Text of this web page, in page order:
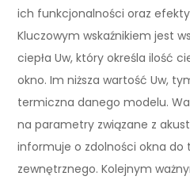
ich funkcjonalności oraz
Kluczowym wskaźnikiem jest
ciepła Uw, który określa ilość
okno. Im niższa wartość Uw,
termiczna danego modelu.
na parametry związane z
informuje o zdolności okna do
zewnętrznego. Kolejnym